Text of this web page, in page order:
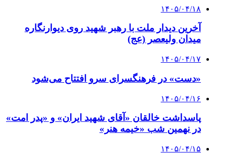
۱۴۰۵/۰۴/۱۸
آخرین دیدار ملت با رهبر شهید روی دیوارنگاره
میدان ولیعصر (عج)
۱۴۰۵/۰۴/۱۷
«دست» در فرهنگسرای سرو افتتاح می‌شود
۱۴۰۵/۰۴/۱۶
پاسداشت خالقان «آقای شهید ایران» و «پدر امت»
در نهمین شب «خیمه هنر»
۱۴۰۵/۰۴/۱۵